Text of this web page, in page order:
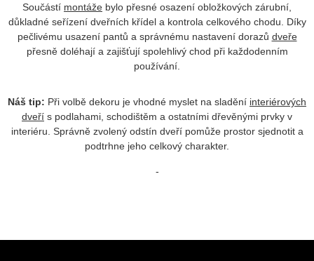
Součástí montáže bylo přesné osazení obložkových zárubní,
důkladné seřízení dveřních křídel a kontrola celkového chodu. Díky
pečlivému usazení pantů a správnému nastavení dorazů dveře
přesně doléhají a zajišťují spolehlivý chod při každodenním
používání.
Náš tip: Při volbě dekoru je vhodné myslet na sladění interiérových
dveří s podlahami, schodištěm a ostatními dřevěnými prvky v
interiéru. Správně zvolený odstín dveří pomůže prostor sjednotit a
podtrhne jeho celkový charakter.
-